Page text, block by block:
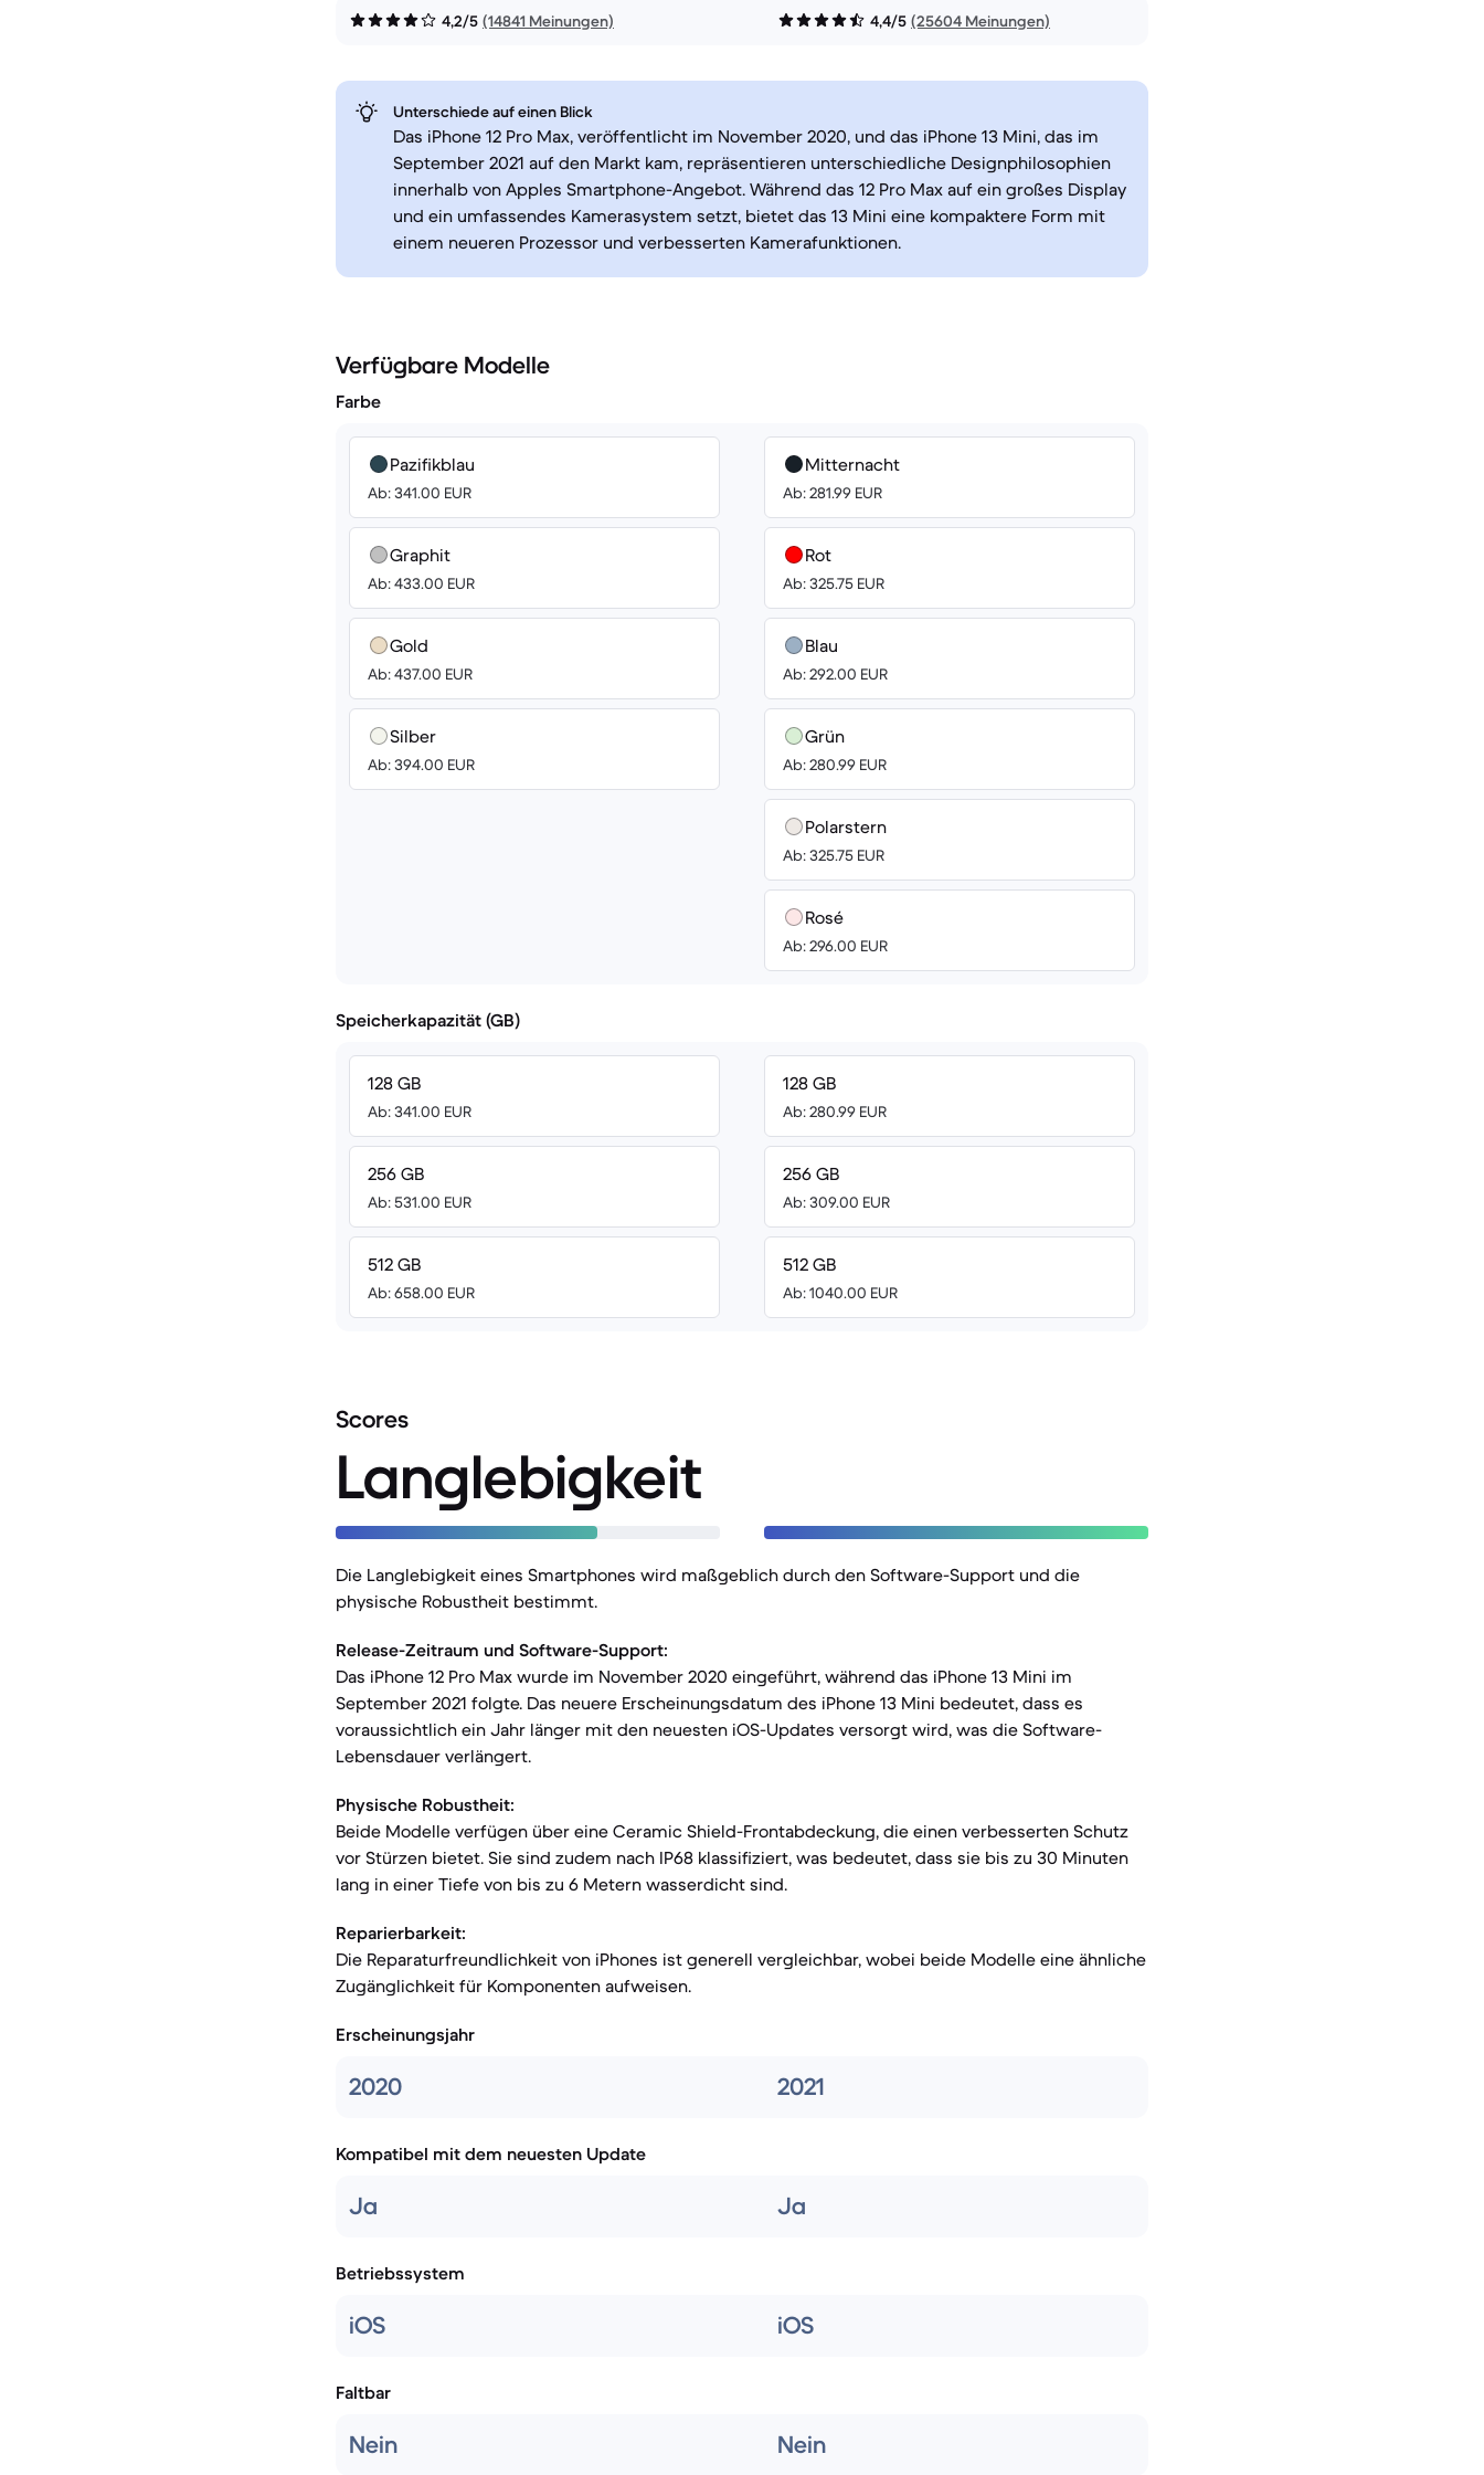
4,2/5 (14841 Meinungen) 4,4/5 (25604 Meinungen)
Unterschiede auf einen Blick
Das iPhone 12 Pro Max, veröffentlicht im November 2020, und das iPhone 13 Mini, das im
September 2021 auf den Markt kam, repräsentieren unterschiedliche Designphilosophien
innerhalb von Apples Smartphone-Angebot. Während das 12 Pro Max auf ein großes Display
und ein umfassendes Kamerasystem setzt, bietet das 13 Mini eine kompaktere Form mit
einem neueren Prozessor und verbesserten Kamerafunktionen.
Verfügbare Modelle
Farbe
Pazifikblau
Ab: 341.00 EUR
Graphit
Ab: 433.00 EUR
Gold
Ab: 437.00 EUR
Silber
Ab: 394.00 EUR
Mitternacht
Ab: 281.99 EUR
Rot
Ab: 325.75 EUR
Blau
Ab: 292.00 EUR
Grün
Ab: 280.99 EUR
Polarstern
Ab: 325.75 EUR
Rosé
Ab: 296.00 EUR
Speicherkapazität (GB)
128 GB
Ab: 341.00 EUR
256 GB
Ab: 531.00 EUR
512 GB
Ab: 658.00 EUR
128 GB
Ab: 280.99 EUR
256 GB
Ab: 309.00 EUR
512 GB
Ab: 1040.00 EUR
Scores
Langlebigkeit
Die Langlebigkeit eines Smartphones wird maßgeblich durch den Software-Support und die
physische Robustheit bestimmt.
Release-Zeitraum und Software-Support:
Das iPhone 12 Pro Max wurde im November 2020 eingeführt, während das iPhone 13 Mini im
September 2021 folgte. Das neuere Erscheinungsdatum des iPhone 13 Mini bedeutet, dass es
voraussichtlich ein Jahr länger mit den neuesten iOS-Updates versorgt wird, was die Software-
Lebensdauer verlängert.
Physische Robustheit:
Beide Modelle verfügen über eine Ceramic Shield-Frontabdeckung, die einen verbesserten Schutz
vor Stürzen bietet. Sie sind zudem nach IP68 klassifiziert, was bedeutet, dass sie bis zu 30 Minuten
lang in einer Tiefe von bis zu 6 Metern wasserdicht sind.
Reparierbarkeit:
Die Reparaturfreundlichkeit von iPhones ist generell vergleichbar, wobei beide Modelle eine ähnliche
Zugänglichkeit für Komponenten aufweisen.
Erscheinungsjahr
2020 2021
Kompatibel mit dem neuesten Update
Ja Ja
Betriebssystem
iOS iOS
Faltbar
Nein Nein